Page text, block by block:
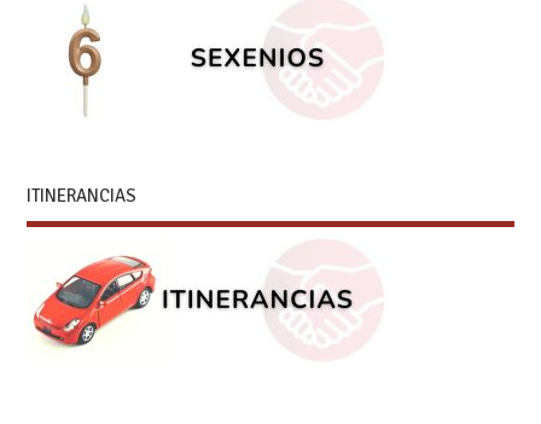
ITINERANCIAS